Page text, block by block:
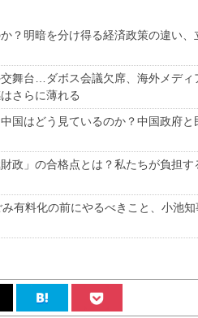
？明暗を分け得る経済政策の違い、
舞台…ダボス会議欠席、海外メディ
さらに薄れる
国はどう見ているのか？中国政府
政」の合格点とは？私たちが負担す
有料化の前にやるべきこと、小池